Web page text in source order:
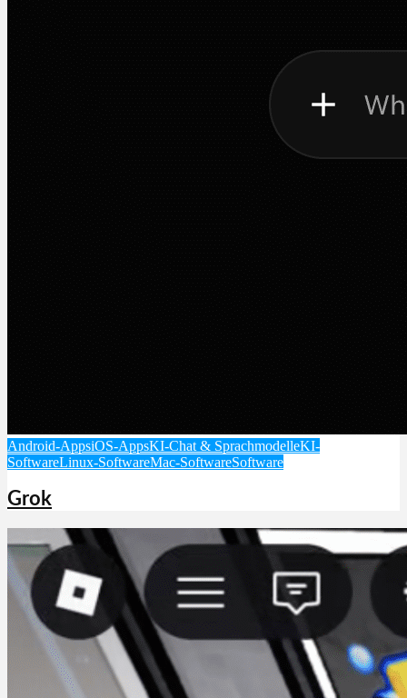
Android-AppsiOS-AppsKI-Chat & SprachmodelleKI-
SoftwareLinux-SoftwareMac-SoftwareSoftware
Grok